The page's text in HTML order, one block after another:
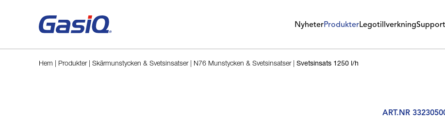
NyheterProdukterLegotillverkningSupport
Hem | Produkter| Skärmunstycken & Svetsinsatser| N76 Munstycken & Svetsinsatser| Svetsinsats 1250 l/h
ART.NR